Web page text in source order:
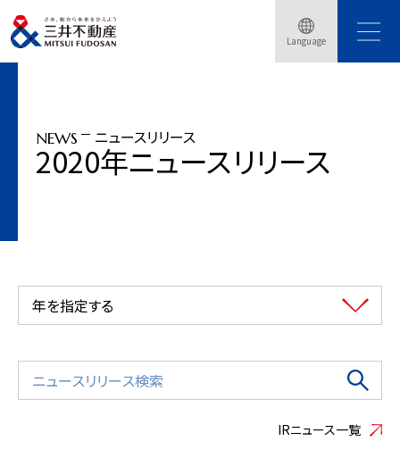
Language
トップページ ニュースリリース
東京大学と三井不動産が産学協創協定を締結し、「三井不動産東大ラボ」を開始
NEWS ニュースリリース
2020年ニュースリリース
年を指定する
IRニュース一覧